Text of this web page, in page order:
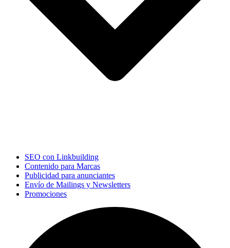
SEO con Linkbuilding
Contenido para Marcas
Publicidad para anunciantes
Envío de Mailings y Newsletters
Promociones